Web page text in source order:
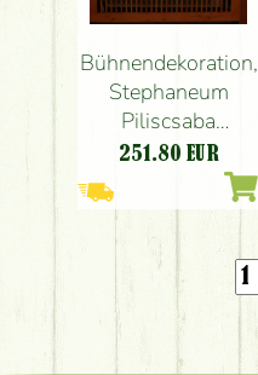
Bühnendekoration,
Stephaneum
Piliscsaba
(Gladiole,
Lisianthus, Rose,
Weiß)
251.80 EUR